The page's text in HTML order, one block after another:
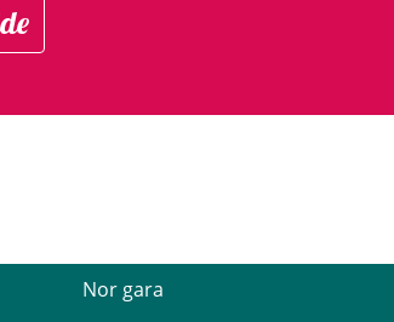
Nor gara